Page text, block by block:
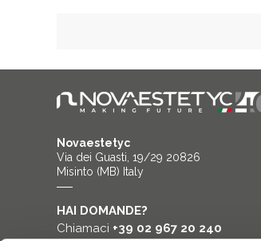
Novaestetyc
Via dei Guasti, 19/29 20826
Misinto (MB) Italy
HAI DOMANDE?
Chiamaci +39 02 967 20 240